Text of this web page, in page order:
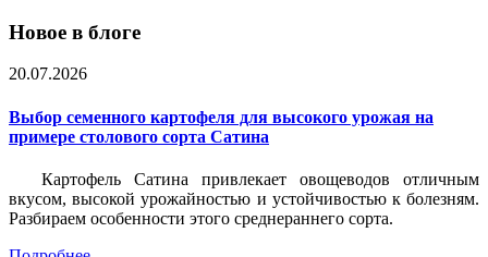
Новое в блоге
20.07.2026
Выбор семенного картофеля для высокого урожая на
примере столового сорта Сатина
Картофель Сатина привлекает овощеводов отличным
вкусом, высокой урожайностью и устойчивостью к болезням.
Разбираем особенности этого среднераннего сорта.